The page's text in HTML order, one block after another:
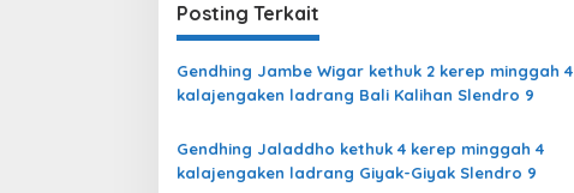
Posting Terkait
Gendhing Jambe Wigar kethuk 2 kerep minggah 4
kalajengaken ladrang Bali Kalihan Slendro 9
Gendhing Jaladdho kethuk 4 kerep minggah 4
kalajengaken ladrang Giyak-Giyak Slendro 9